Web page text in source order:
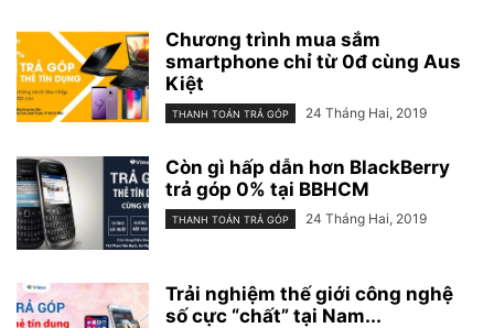
Chương trình mua sắm
smartphone chỉ từ 0đ cùng Aus
Kiệt
THANH TOÁN TRẢ GÓP 24 Tháng Hai, 2019
Còn gì hấp dẫn hơn BlackBerry
trả góp 0% tại BBHCM
THANH TOÁN TRẢ GÓP 24 Tháng Hai, 2019
Trải nghiệm thế giới công nghệ
số cực “chất” tại Nam...